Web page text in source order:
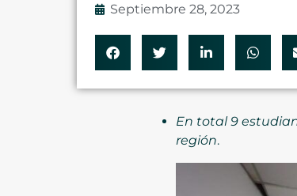
Septiembre 28, 2023
En total 9
región.